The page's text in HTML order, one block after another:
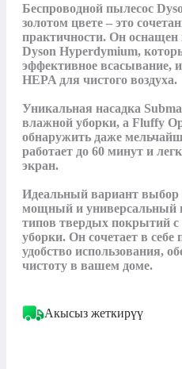
Беспроводной пылесос
золотом цвете – это
практичности. Он
Dyson Hyperdymium,
эффективное всасывание,
HEPA для чистого воздуха.
Уникальная насадка
влажной уборки, а Fluffy
обнаружить даже
работает до 60 минут и
экран.
Идеальный вариант выбор
мощный и универсальный
типов твердых покрытий
уборки. Он сочетает в себе
удобство использования,
чистоту в вашем доме.
Акысыз жеткирүү